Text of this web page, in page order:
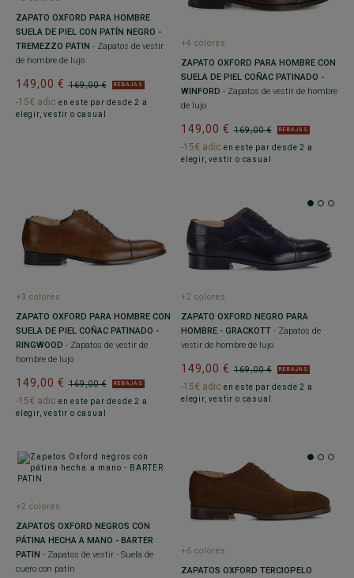
ZAPATO OXFORD PARA HOMBRE
SUELA DE PIEL CON PATÍN NEGRO -
TREMEZZO PATIN - Zapatos de vestir
de hombre de lujo
169,00 €
149,00 € REBAJAS
-15€ adic en este par desde 2 a
elegir, vestir o casual
+4 colores
ZAPATO OXFORD PARA HOMBRE CON
SUELA DE PIEL COÑAC PATINADO -
WINFORD - Zapatos de vestir de hombre
de lujo
169,00 €
149,00 € REBAJAS
-15€ adic en este par desde 2 a
elegir, vestir o casual
+3 colores
ZAPATO OXFORD PARA HOMBRE CON
SUELA DE PIEL COÑAC PATINADO -
RINGWOOD - Zapatos de vestir de
hombre de lujo
169,00 €
149,00 € REBAJAS
-15€ adic en este par desde 2 a
elegir, vestir o casual
+2 colores
ZAPATO OXFORD NEGRO PARA
HOMBRE - GRACKOTT - Zapatos de
vestir de hombre de lujo
169,00 €
149,00 € REBAJAS
-15€ adic en este par desde 2 a
elegir, vestir o casual
+2 colores
ZAPATOS OXFORD NEGROS CON
PÁTINA HECHA A MANO - BARTER
PATIN - Zapatos de vestir - Suela de
cuero con patín
+6 colores
ZAPATOS OXFORD TERCIOPELO